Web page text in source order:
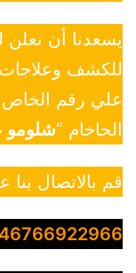
يسعدنا أن نعلن
للكشف وعلاجات
علي رقم الخاص
الحاخام “شلومو
قم بالاتصال بنا